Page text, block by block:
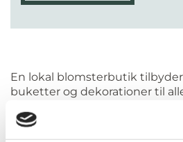
En lokal blomsterbutik
buketter og dekorationer til
begravelse. Hos en